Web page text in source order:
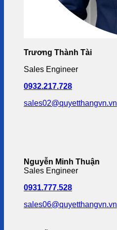
Trương Thành Tài
Sales Engineer
0932.217.728
sales02@quyetthangvn.vn
Nguyễn Minh Thuận
Sales Engineer
0931.777.528
sales06@quyetthangvn.vn